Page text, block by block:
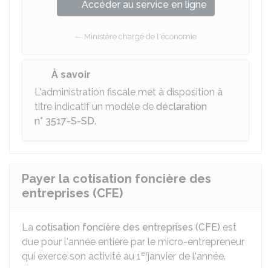
Accéder au service en ligne
Ministère chargé de l'économie
À savoir
L'administration fiscale met à disposition à
titre indicatif un modèle de déclaration
n° 3517-S-SD.
Payer la cotisation foncière des
entreprises (CFE)
La cotisation foncière des entreprises (CFE) est
due pour l'année entière par le micro-entrepreneur
qui exerce son activité au 1erjanvier de l'année.